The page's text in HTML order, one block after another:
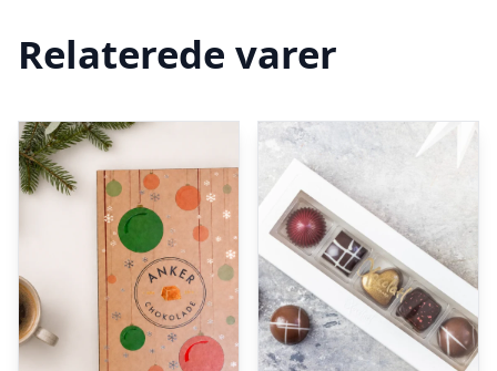
Relaterede varer